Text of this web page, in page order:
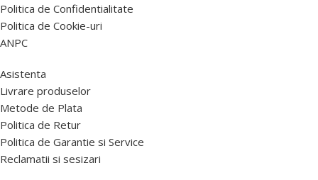
Politica de Confidentialitate
Politica de Cookie-uri
ANPC
Asistenta
Livrare produselor
Metode de Plata
Politica de Retur
Politica de Garantie si Service
Reclamatii si sesizari